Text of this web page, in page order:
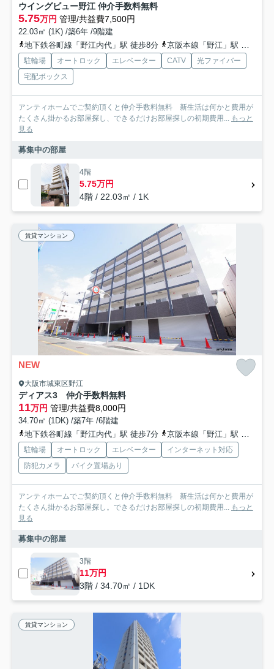
ウイングビュー野江 仲介手数料無料
5.75万円 管理/共益費7,500円
22.03㎡ (1K) /築6年 /9階建
地下鉄谷町線「野江内代」駅 徒歩8分
京阪本線「野江」駅 徒歩9分
駐輪場 オートロック エレベーター CATV
光ファイバー
宅配ボックス
アンティホームでご契約頂くと仲介手数料無料 新生活は何かと費用が
たくさん掛かるお部屋探し、できるだけお部屋探しの初期費用...
もっと
見る
募集中の部屋
4階
5.75万円
4階 / 22.03㎡ / 1K
賃貸マンション
NEW
大阪市城東区野江
ディアス3 仲介手数料無料
11万円 管理/共益費8,000円
34.70㎡ (1DK) /築7年 /6階建
地下鉄谷町線「野江内代」駅 徒歩7分
京阪本線「野江」駅 徒歩10分
駐輪場 オートロック エレベーター
インターネット対応
防犯カメラ
バイク置場あり
アンティホームでご契約頂くと仲介手数料無料 新生活は何かと費用が
たくさん掛かるお部屋探し。できるだけお部屋探しの初期費用...
もっと
見る
募集中の部屋
3階
11万円
3階 / 34.70㎡ / 1DK
賃貸マンション